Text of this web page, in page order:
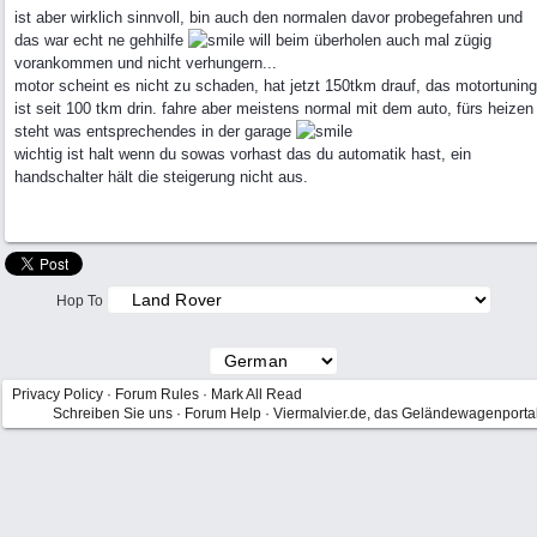
ist aber wirklich sinnvoll, bin auch den normalen davor probegefahren und
das war echt ne gehhilfe
will beim überholen auch mal zügig
vorankommen und nicht verhungern...
motor scheint es nicht zu schaden, hat jetzt 150tkm drauf, das motortuning
ist seit 100 tkm drin. fahre aber meistens normal mit dem auto, fürs heizen
steht was entsprechendes in der garage
wichtig ist halt wenn du sowas vorhast das du automatik hast, ein
handschalter hält die steigerung nicht aus.
Hop To
Privacy Policy · Forum Rules · Mark All Read
Schreiben Sie uns · Forum Help · Viermalvier.de, das